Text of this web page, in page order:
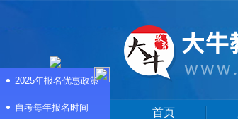
首页
2025年报名优惠政策
自考每年报名时间